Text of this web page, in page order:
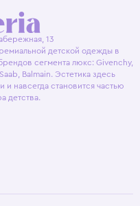
13
детской одежды в
сегмента люкс: Givenchy,
Balmain. Эстетика здесь
навсегда становится частью
детства.